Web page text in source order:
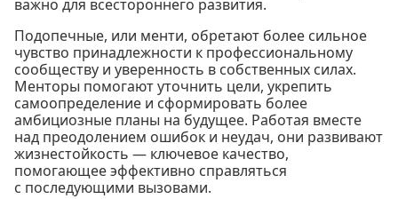
важно для всестороннего развития.
Подопечные, или менти, обретают более сильное
чувство принадлежности к профессиональному
сообществу и уверенность в собственных силах.
Менторы помогают уточнить цели, укрепить
самоопределение и сформировать более
амбициозные планы на будущее. Работая вместе
над преодолением ошибок и неудач, они развивают
жизнестойкость — ключевое качество,
помогающее эффективно справляться
с последующими вызовами.